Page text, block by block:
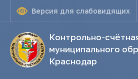
Версия для слабовидящих
Контрольно-
муниципального
Краснодар